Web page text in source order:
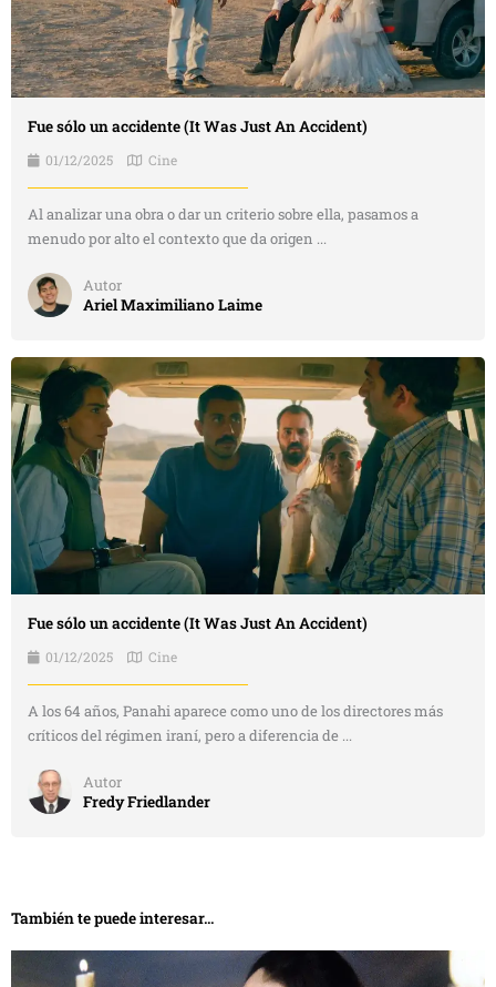
Fue sólo un accidente (It Was Just An Accident)
01/12/2025 Cine
Al analizar una obra o dar un criterio sobre ella, pasamos a
menudo por alto el contexto que da origen ...
Autor
Ariel Maximiliano Laime
Fue sólo un accidente (It Was Just An Accident)
01/12/2025 Cine
A los 64 años, Panahi aparece como uno de los directores más
críticos del régimen iraní, pero a diferencia de ...
Autor
Fredy Friedlander
También te puede interesar...